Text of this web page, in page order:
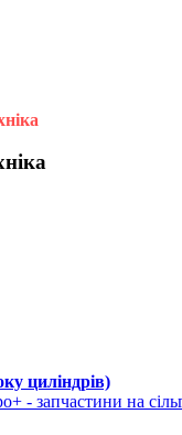
циліндрів)
- запчастини на